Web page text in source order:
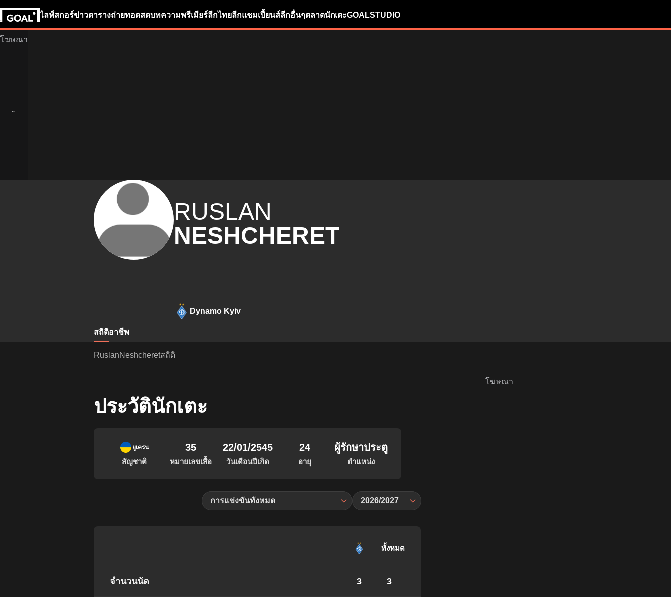
ไลฟ์สกอร์ข่าวตารางถ่ายทอดสดบทความพรีเมียร์ลีกไทยลีกแชมเปี้ยนส์ลีกอื่นๆตลาดนักเตะGOALSTUDIO
RUSLAN
NESHCHERET
Dynamo Kyiv
สถิติอาชีพ
RuslanNeshcheretสถิติ
ประวัตินักเตะ
ยูเครน
สัญชาติ
35
หมายเลขเสื้อ
22/01/2545
วันเดือนปีเกิด
24
อายุ
ผู้รักษาประตู
ตำแหน่ง
การแข่งขันทั้งหมด 2026/2027
ทั้งหมด
จำนวนนัด 3 3